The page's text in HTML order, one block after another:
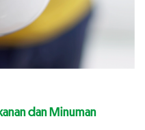
dan Minuman